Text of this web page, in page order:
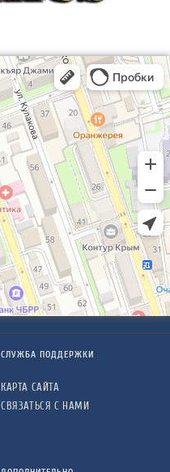
СЛУЖБА ПОДДЕРЖКИ
КАРТА САЙТА
СВЯЗАТЬСЯ С НАМИ